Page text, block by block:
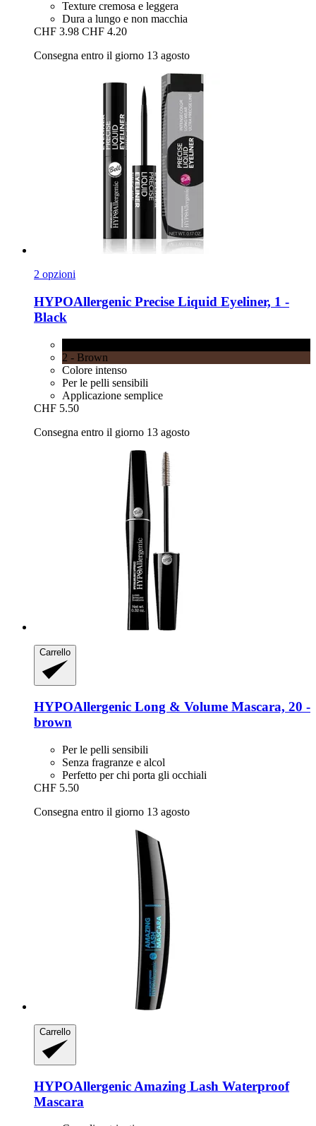
Texture cremosa e leggera
Dura a lungo e non macchia
CHF 3.98 CHF 4.20
Consegna entro il giorno 13 agosto
2 opzioni
HYPOAllergenic Precise Liquid Eyeliner, 1 -​
Black
2 - Brown
Colore intenso
Per le pelli sensibili
Applicazione semplice
CHF 5.50
Consegna entro il giorno 13 agosto
Carrello
HYPOAllergenic Long & Volume Mascara, 20 -​
brown
Per le pelli sensibili
Senza fragranze e alcol
Perfetto per chi porta gli occhiali
CHF 5.50
Consegna entro il giorno 13 agosto
Carrello
HYPOAllergenic Amazing Lash Waterproof
Mascara